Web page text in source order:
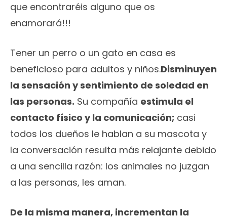
que encontraréis alguno que os
enamorará!!!
Tener un perro o un gato en casa es
beneficioso para adultos y niños.Disminuyen
la sensación y sentimiento de soledad en
las personas. Su compañía estimula el
contacto físico y la comunicación; casi
todos los dueños le hablan a su mascota y
la conversación resulta más relajante debido
a una sencilla razón: los animales no juzgan
a las personas, les aman.
De la misma manera, incrementan la